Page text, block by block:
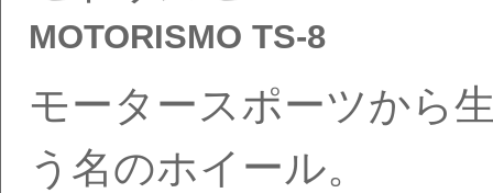
MOTORISMO TS-8
モータースポーツから
う名のホイール。